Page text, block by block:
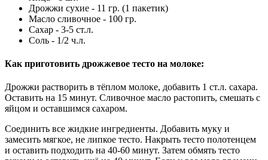
Дрожжи сухие - 11 гр. (1 пакетик)
Масло сливочное - 100 гр.
Сахар - 3-5 ст.л.
Соль - 1/2 ч.л.
Как приготовить дрожжевое тесто на молоке:
Дрожжи растворить в тёплом молоке, добавить 1 ст.л. сахара.
Оставить на 15 минут. Сливочное масло растопить, смешать с
яйцом и оставшимся сахаром.
Соединить все жидкие ингредиенты. Добавить муку и
замесить мягкое, не липкое тесто. Накрыть тесто полотенцем
и оставить подходить на 40-60 минут. Затем обмять тесто